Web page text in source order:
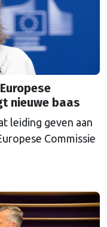
nieuwe baas
leiding geven aan
Commissie